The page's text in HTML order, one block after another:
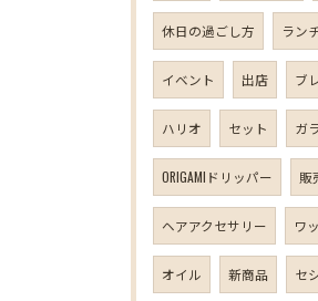
休日の過ごし方 ラン
イベント 出店 ブ
ハリオ セット ガ
ORIGAMIドリッパー 販
ヘアアクセサリー ワ
オイル 新商品 セ